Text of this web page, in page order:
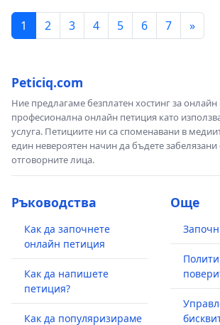
1 2 3 4 5 6 7 »
Peticiq.com
Ние предлагаме безплатен хостинг за
професионална онлайн петиция като
услуга. Петициите ни са споменавани в
един невероятен начин да бъдете
отговорните лица.
Ръководства
Как да започнете
онлайн петиция
Как да напишете
петиция?
Как да популяризираме
Още